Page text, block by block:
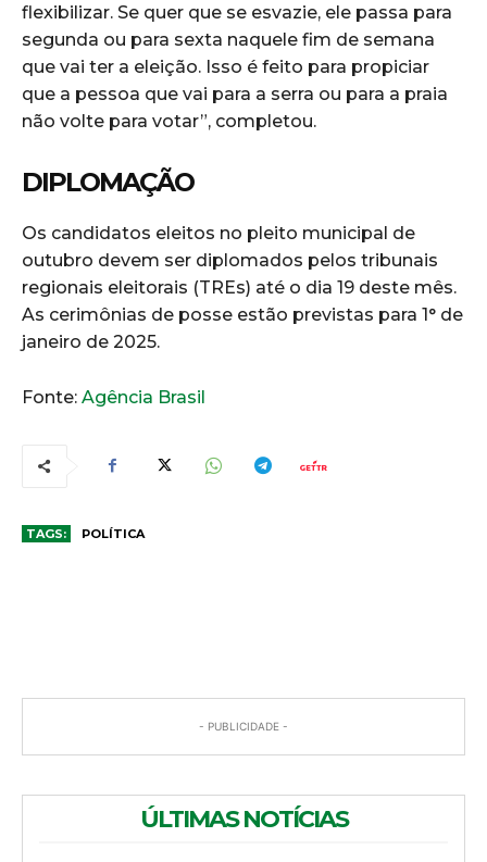
flexibilizar. Se quer que se esvazie, ele passa para
segunda ou para sexta naquele fim de semana
que vai ter a eleição. Isso é feito para propiciar
que a pessoa que vai para a serra ou para a praia
não volte para votar”, completou.
DIPLOMAÇÃO
Os candidatos eleitos no pleito municipal de
outubro devem ser diplomados pelos tribunais
regionais eleitorais (TREs) até o dia 19 deste mês.
As cerimônias de posse estão previstas para 1° de
janeiro de 2025.
Fonte: Agência Brasil
TAGS: POLÍTICA
- PUBLICIDADE -
ÚLTIMAS NOTÍCIAS